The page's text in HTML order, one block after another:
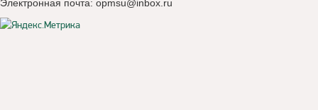
Электронная почта: opmsu@inbox.ru